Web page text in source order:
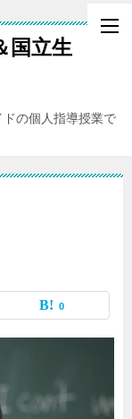
国立生
の個人指導授業で
0